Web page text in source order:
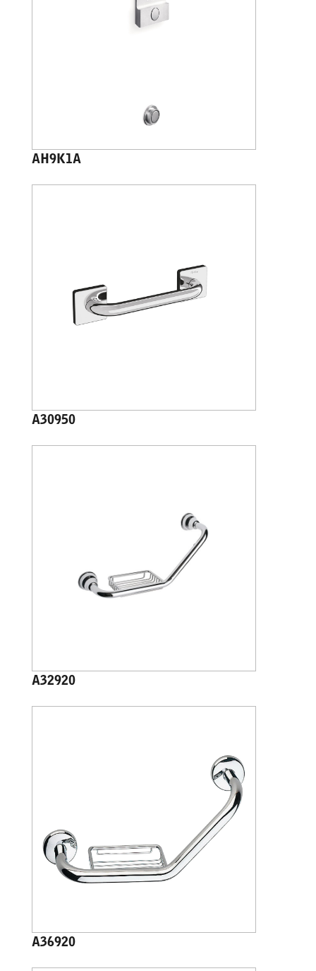
AH9K1A
A30950
A32920
A36920